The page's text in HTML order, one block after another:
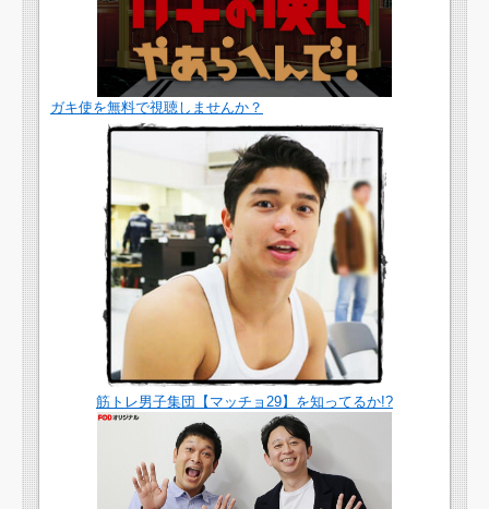
ガキ使を無料で視聴しませんか？
筋トレ男子集団【マッチョ29】を知ってるか!?